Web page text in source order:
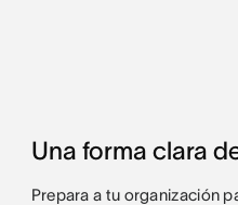
Una forma clara
Prepara a tu organización